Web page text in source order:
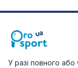
У разі повного або